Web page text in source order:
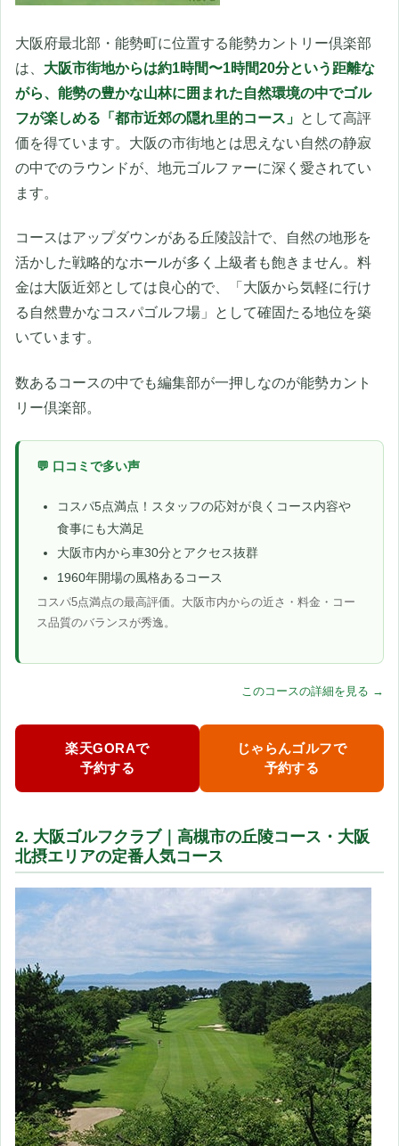
大阪府最北部・能勢町に位置する能勢カントリー倶楽部
は、 大阪市街地からは約1時間〜1時間20分という距離な
がら、能勢の豊かな山林に囲まれた自然環境の中でゴル
フが楽しめる「都市近郊の隠れ里的コース」 として高評
価を得ています。大阪の市街地とは思えない自然の静寂
の中でのラウンドが、地元ゴルファーに深く愛されてい
ます。
コースはアップダウンがある丘陵設計で、自然の地形を
活かした戦略的なホールが多く上級者も飽きません。料
金は大阪近郊としては良心的で、「大阪から気軽に行け
る自然豊かなコスパゴルフ場」として確固たる地位を築
いています。
数あるコースの中でも編集部が一押しなのが能勢カント
リー倶楽部。
💬 口コミで多い声
コスパ5点満点！スタッフの応対が良くコース内容や
食事にも大満足
大阪市内から車30分とアクセス抜群
1960年開場の風格あるコース
コスパ5点満点の最高評価。大阪市内からの近さ・料金・コー
ス品質のバランスが秀逸。
このコースの詳細を見る →
楽天GORAで
予約する
じゃらんゴルフで
予約する
2. 大阪ゴルフクラブ｜高槻市の丘陵コース・大阪
北摂エリアの定番人気コース